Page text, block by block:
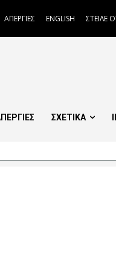
ΑΠΕΡΓΙΕΣ ENGLISH ΣΤΕΙΛΕ
ΣΧΕΤΙΚΑ